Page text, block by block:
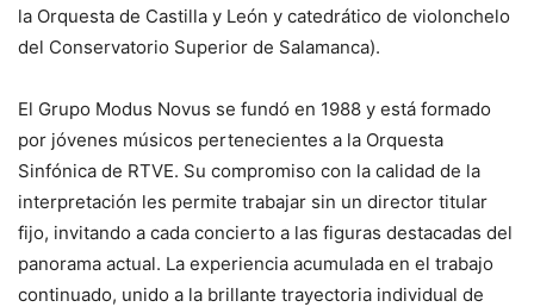
la Orquesta de Castilla y León y catedrático de violonchelo
del Conservatorio Superior de Salamanca).
El Grupo Modus Novus se fundó en 1988 y está formado
por jóvenes músicos pertenecientes a la Orquesta
Sinfónica de RTVE. Su compromiso con la calidad de la
interpretación les permite trabajar sin un director titular
fijo, invitando a cada concierto a las figuras destacadas del
panorama actual. La experiencia acumulada en el trabajo
continuado, unido a la brillante trayectoria individual de